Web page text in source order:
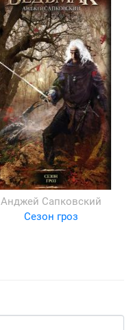
Анджей Сапковский
Сезон гроз